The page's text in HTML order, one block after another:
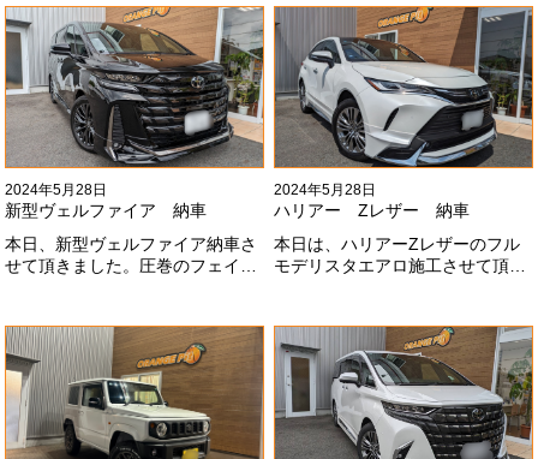
#x1f60a;#x1f60a;M様ありがとう
ございました#x1f60a;
ープンカントリー、ホイールと、
可愛い仕様になりました！これか
らもよろしくお願いします
#x1f647;#x200d;#x2640;#xfe0f;
2024年5月28日
新型ヴェルファイア 納車
本日、新型ヴェルファイア納車さ
せて頂きました。圧巻のフェイス
なりました！いつも本当にありが
とうございます#x1f60a;
2024年5月28日
ハリアー Zレザー 納車
本日は、ハリアーZレザーのフル
モデリスタエアロ施工させて頂き
全然、思い通りエアロが入ってき
ませんね。。今後とも宜しくお願
いします！